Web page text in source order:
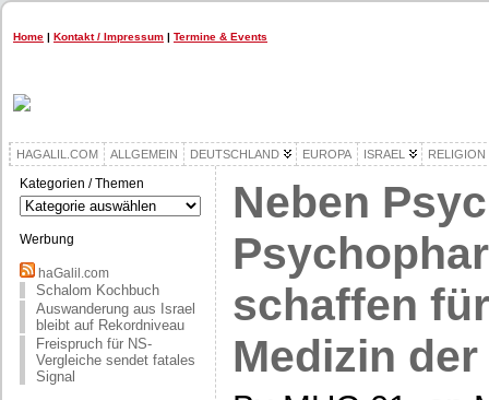
Home | Kontakt / Impressum | Termine & Events
HAGALIL.COM ALLGEMEIN DEUTSCHLAND EUROPA ISRAEL RELIGION
Kategorien / Themen
Kategorien
/
Themen
Werbung
haGalil.com
Schalom Kochbuch
Auswanderung aus Israel
bleibt auf Rekordniveau
Freispruch für NS-
Vergleiche sendet fatales
Signal
Neben
schaffen
Medizin